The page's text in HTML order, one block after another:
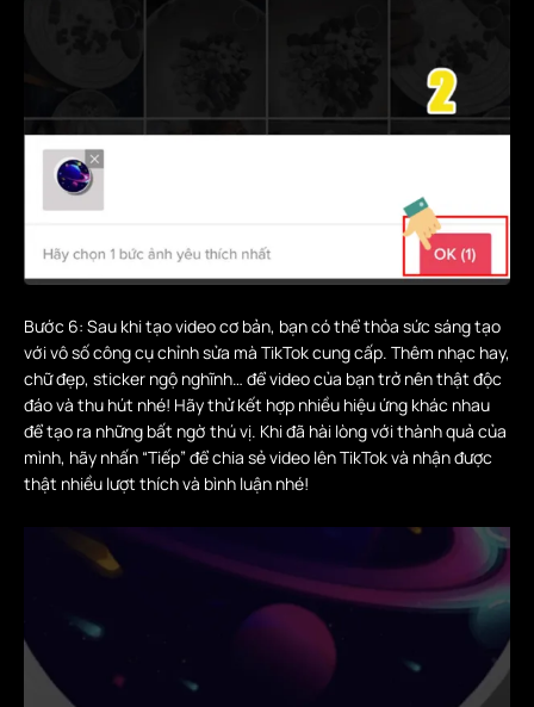
Bước 6: Sau khi tạo video cơ bản, bạn có thể thỏa sức sáng tạo
với vô số công cụ chỉnh sửa mà TikTok cung cấp. Thêm nhạc hay,
chữ đẹp, sticker ngộ nghĩnh… để video của bạn trở nên thật độc
đáo và thu hút nhé! Hãy thử kết hợp nhiều hiệu ứng khác nhau
để tạo ra những bất ngờ thú vị. Khi đã hài lòng với thành quả của
mình, hãy nhấn “Tiếp” để chia sẻ video lên TikTok và nhận được
thật nhiều lượt thích và bình luận nhé!